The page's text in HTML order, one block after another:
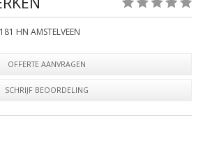
HN AMSTELVEEN
OFFERTE AANVRAGEN
SCHRIJF BEOORDELING